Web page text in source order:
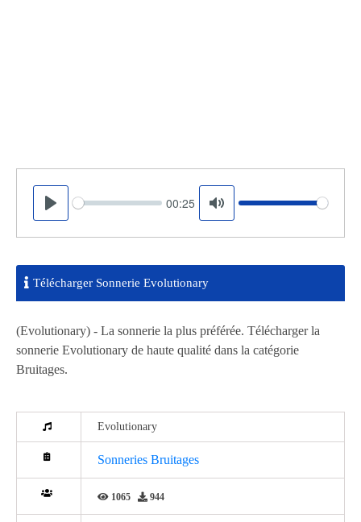
Play
Seek 00:25
Mute
Volume
Télécharger Sonnerie Evolutionary
(Evolutionary) - La sonnerie la plus préférée. Télécharger la
sonnerie Evolutionary de haute qualité dans la catégorie
Bruitages.
Evolutionary
Sonneries Bruitages
1065 944